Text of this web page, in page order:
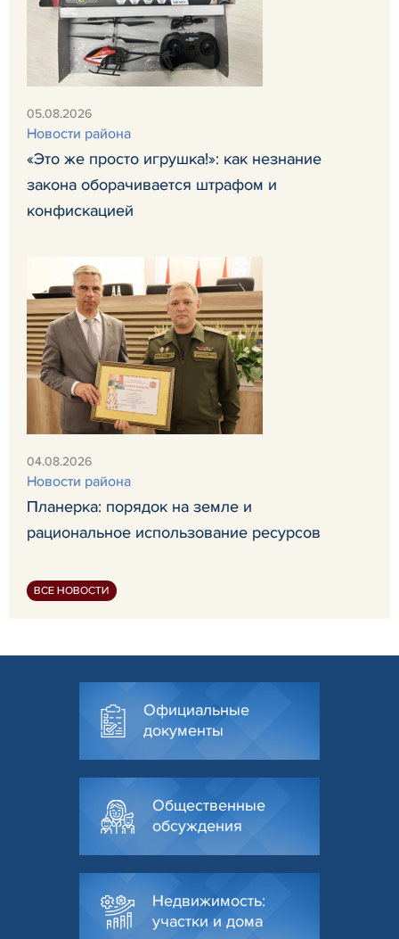
05.08.2026
Новости района
«Это же просто игрушка!»: как незнание
закона оборачивается штрафом и
конфискацией
04.08.2026
Новости района
Планерка: порядок на земле и
рациональное использование ресурсов
ВСЕ НОВОСТИ
Официальные
документы
Общественные
обсуждения
Недвижимость:
участки и дома